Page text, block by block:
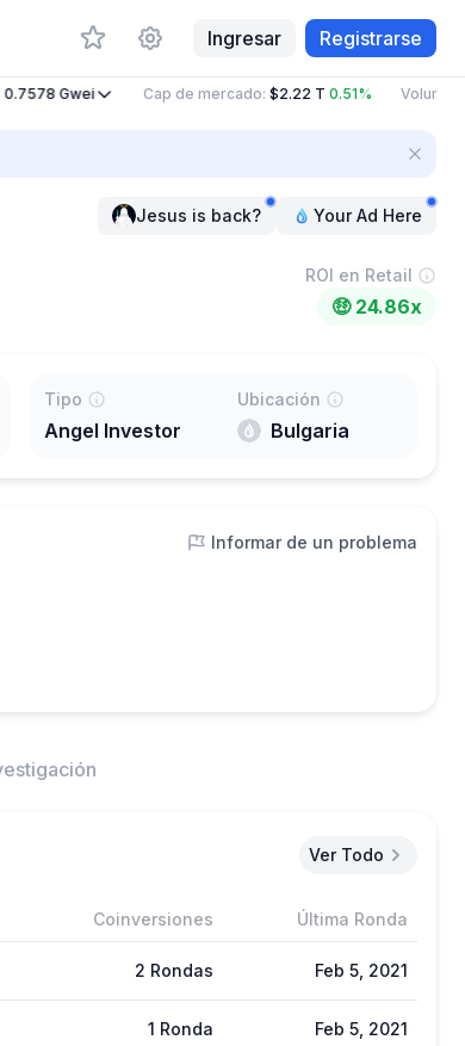
Ingresar Registrarse
Gwei Cap de mercado:$2.22 T 0.51% Volumen
Jesus is back? Your Ad Here
ROI en Retail
🤑 24.86x
Tipo
Angel Investor
Ubicación
Bulgaria
Informar de un problema
Ver Todo
Coinversiones Última Ronda
2 Rondas Feb 5, 2021
1 Ronda Feb 5, 2021